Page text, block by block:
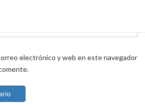
electrónico y web en este navegador